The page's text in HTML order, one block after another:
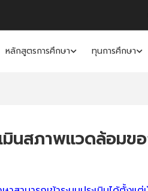
หลักสูตรการศึกษา ทุนการศึกษา
เมินสภาพแวดล้อ